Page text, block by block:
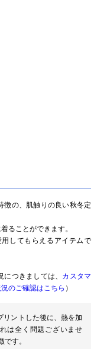
徴の、肌触りの良い秋冬定
ることができます。
してもらえるアイテムで
つきましては、 カスタマ
況のご確認はこちら ）
リントした後に、熱を加
は全く問題ございませ
です。